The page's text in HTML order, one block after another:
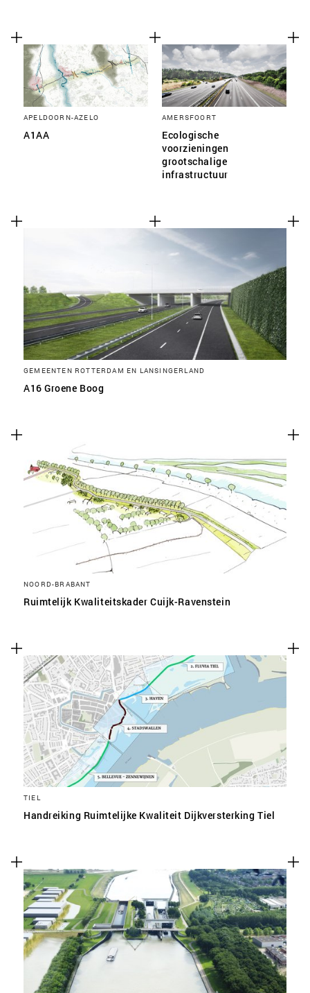
APELDOORN-AZELO
A1AA
AMERSFOORT
Ecologische
voorzieningen
grootschalige
infrastructuur
GEMEENTEN ROTTERDAM EN LANSINGERLAND
A16 Groene Boog
NOORD-BRABANT
Ruimtelijk Kwaliteitskader Cuijk-Ravenstein
TIEL
Handreiking Ruimtelijke Kwaliteit Dijkversterking Tiel